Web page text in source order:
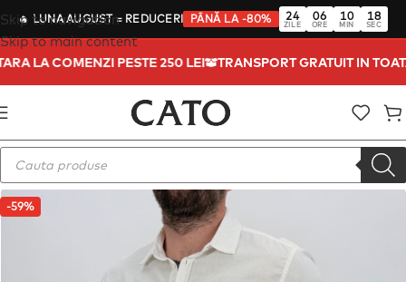
🔥 LUNA AUGUST= REDUCERI PÂNĂ LA -80% 24
ZILE
06
ORE
10
MIN
17
SEC
Skip to navigation
Skip to main content
TARA LA COMENZI PESTE 250 LEI TRANSPORT GRATUIT IN
-59%